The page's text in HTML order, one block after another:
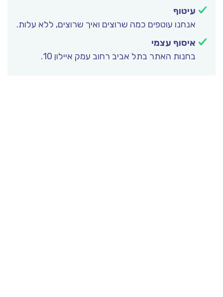
עיטוף
אנחנו עוטפים כמה שרוצים ואיך שרוצים, ללא עלות.
איסוף עצמי
בחנות האתר בתל אביב רחוב עמק איילון 10.